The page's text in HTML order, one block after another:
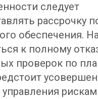
следует
рассрочку
обеспечения.
к полному
проверок по
управления